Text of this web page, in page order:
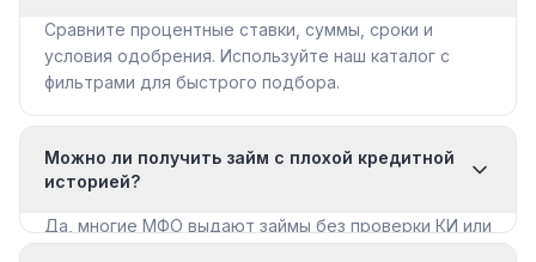
Сравните процентные ставки, суммы, сроки и
условия одобрения. Используйте наш каталог с
фильтрами для быстрого подбора.
Можно ли получить займ с плохой кредитной
историей?
Да, многие МФО выдают займы без проверки КИ или